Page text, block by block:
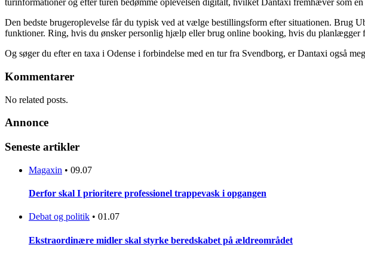
turinformationer og efter turen bedømme oplevelsen digitalt, hvilket Dantaxi fremhæver som
Den bedste brugeroplevelse får du typisk ved at vælge bestillingsform efter situationen. Brug
funktioner. Ring, hvis du ønsker personlig hjælp eller brug online booking, hvis du planlægger
Og søger du efter en taxa i Odense i forbindelse med en tur fra Svendborg, er Dantaxi også
Kommentarer
No related posts.
Annonce
Seneste artikler
Magaxin • 09.07
Derfor skal I prioritere professionel trappevask i opgangen
Debat og politik • 01.07
Ekstraordinære midler skal styrke beredskabet på ældreområdet